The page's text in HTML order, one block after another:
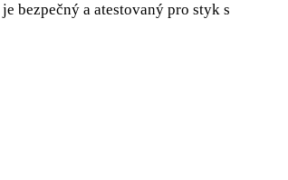
je bezpečný a atestovaný pro styk s